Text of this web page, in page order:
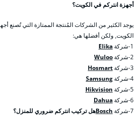
أجهزة انتركم في الكويت؟
يوجد الكثير من الشركات المُنتجة الممتازة التي تُصنع
الكويت, ولكن أفضلها هي:
1-شركة
Elika
2-شركة
Wuloo
3-شركة
Hosmart
4-شركة
Samsung
5-شركة
Hikvision
6-شركة
Dahua
7-شركة
Boschهل تركيب انتركم ضروري للمنزل؟